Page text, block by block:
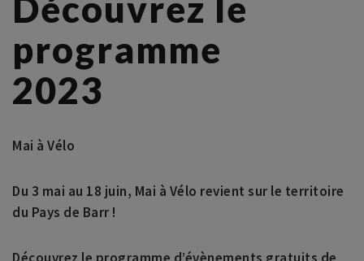
Découvrez le
programme
2023
Mai à Vélo
Du 3 mai au 18 juin, Mai à Vélo revient sur le territoire
du Pays de Barr !